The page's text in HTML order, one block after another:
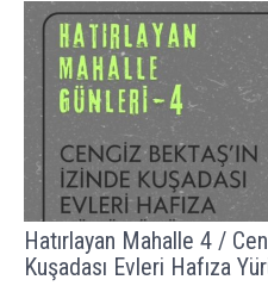
Hatırlayan Mahalle 4 /
Kuşadası Evleri Hafıza